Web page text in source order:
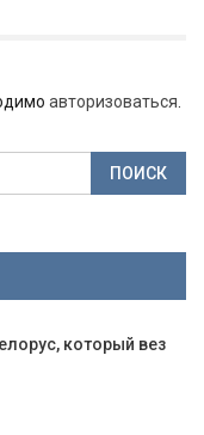
авторизоваться
который вез